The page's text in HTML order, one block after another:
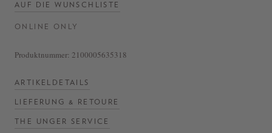
AUF DIE WUNSCHLISTE
ONLINE ONLY
Produktnummer: 2100005635318
ARTIKELDETAILS
LIEFERUNG & RETOURE
THE UNGER SERVICE